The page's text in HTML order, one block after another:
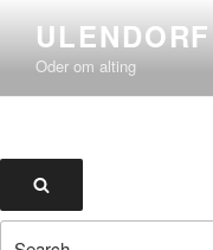
content
ULENDORF
Oder om alting